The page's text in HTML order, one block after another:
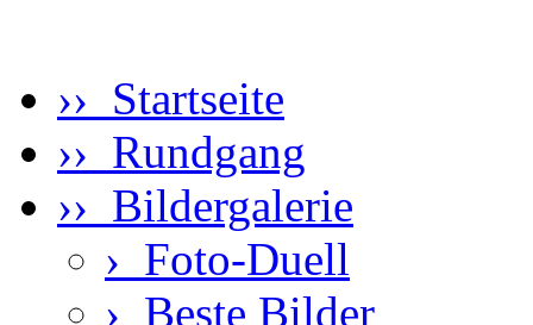
›› Startseite
›› Rundgang
›› Bildergalerie
› Foto-Duell
› Beste Bilder